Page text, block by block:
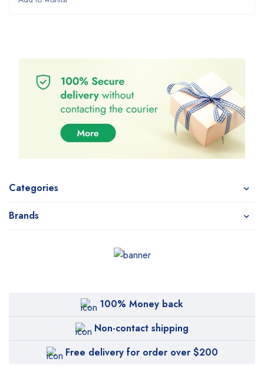
Categories
Brands
100% Money back
Non-contact shipping
Free delivery for order over $200